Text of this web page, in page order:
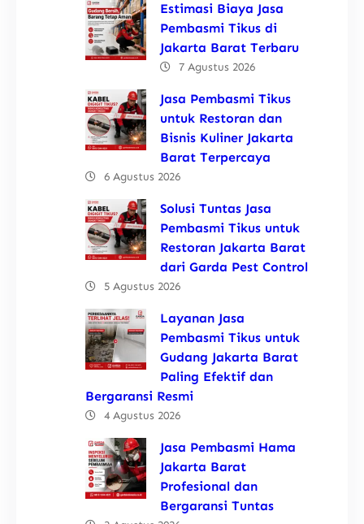
Estimasi Biaya Jasa
Pembasmi Tikus di
Jakarta Barat Terbaru
7 Agustus 2026
Jasa Pembasmi Tikus
untuk Restoran dan
Bisnis Kuliner Jakarta
Barat Terpercaya
6 Agustus 2026
Solusi Tuntas Jasa
Pembasmi Tikus untuk
Restoran Jakarta Barat
dari Garda Pest Control
5 Agustus 2026
Layanan Jasa
Pembasmi Tikus untuk
Gudang Jakarta Barat
Paling Efektif dan
Bergaransi Resmi
4 Agustus 2026
Jasa Pembasmi Hama
Jakarta Barat
Profesional dan
Bergaransi Tuntas